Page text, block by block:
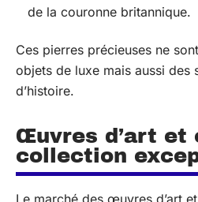
de la couronne britannique.
Ces pierres précieuses ne
objets de luxe mais aussi des
d’histoire.
Œuvres d’art et
collection
Le marché des œuvres d’art